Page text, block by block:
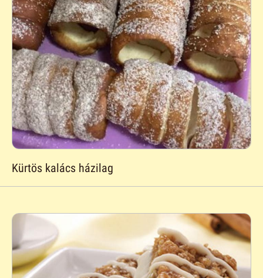
Kürtös kalács házilag